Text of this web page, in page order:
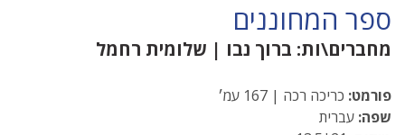
ספר המחוננים
מחברים\ות: ברוך נבו | שלומית רחמל
פורמט: כריכה רכה | 167 עמ׳
שפה: עברית